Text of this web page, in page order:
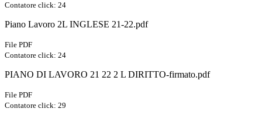
Contatore click: 24
Piano Lavoro 2L INGLESE 21-22.pdf
File PDF
Contatore click: 24
PIANO DI LAVORO 21 22 2 L DIRITTO-firmato.pdf
File PDF
Contatore click: 29